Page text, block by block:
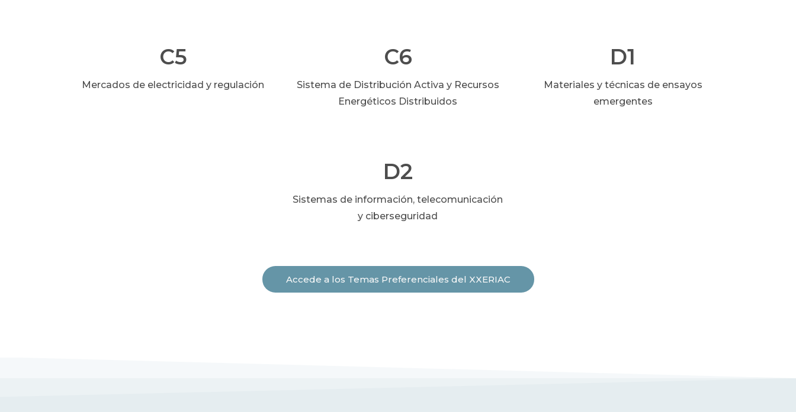
C5
Mercados de electricidad y regulación
C6
Sistema de Distribución Activa y Recursos
Energéticos Distribuidos
D1
Materiales y técnicas de ensayos
emergentes
D2
Sistemas de información, telecomunicación
y ciberseguridad
Accede a los Temas Preferenciales del XXERIAC